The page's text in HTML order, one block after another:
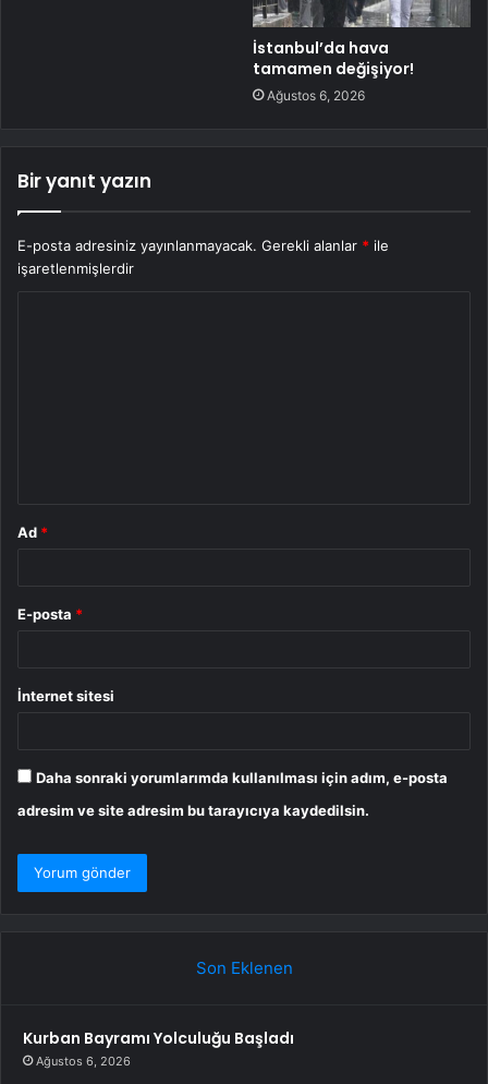
İstanbul’da hava
tamamen değişiyor!
Ağustos 6, 2026
Bir yanıt yazın
E-posta adresiniz yayınlanmayacak. Gerekli alanlar * ile
işaretlenmişlerdir
Ad *
E-posta *
İnternet sitesi
Daha sonraki yorumlarımda kullanılması için adım, e-posta
adresim ve site adresim bu tarayıcıya kaydedilsin.
Son Eklenen
Kurban Bayramı Yolculuğu Başladı
Ağustos 6, 2026